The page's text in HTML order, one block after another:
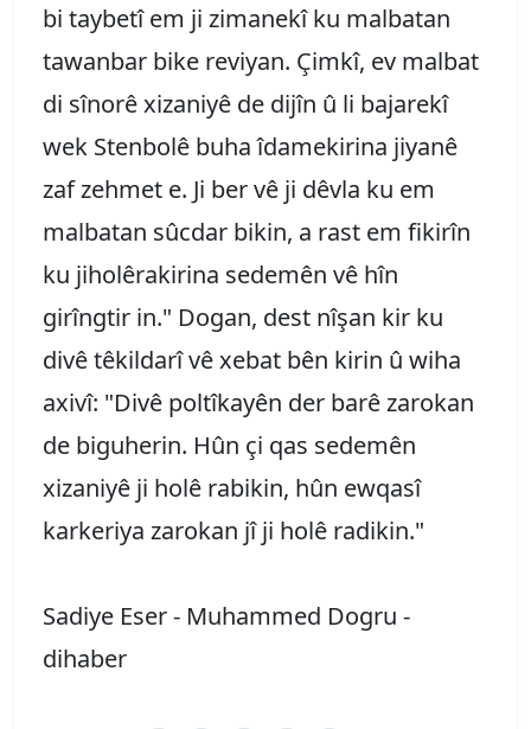
bi taybetî em ji zimanekî ku malbatan
tawanbar bike reviyan. Çimkî, ev malbat
di sînorê xizaniyê de dijîn û li bajarekî
wek Stenbolê buha îdamekirina jiyanê
zaf zehmet e. Ji ber vê ji dêvla ku em
malbatan sûcdar bikin, a rast em fikirîn
ku jiholêrakirina sedemên vê hîn
girîngtir in." Dogan, dest nîşan kir ku
divê têkildarî vê xebat bên kirin û wiha
axivî: "Divê poltîkayên der barê zarokan
de biguherin. Hûn çi qas sedemên
xizaniyê ji holê rabikin, hûn ewqasî
karkeriya zarokan jî ji holê radikin."
Sadiye Eser - Muhammed Dogru -
dihaber